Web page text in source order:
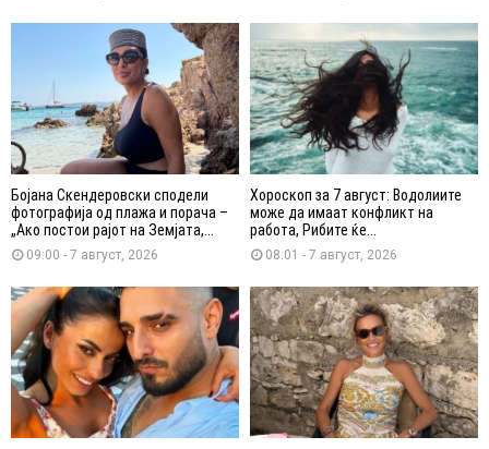
Бојана Скендеровски сподели
фотографија од плажа и порача –
„Ако постои рајот на Земјата,...
09:00 - 7 август, 2026
Хороскоп за 7 август: Водолиите
може да имаат конфликт на
работа, Рибите ќе...
08:01 - 7 август, 2026